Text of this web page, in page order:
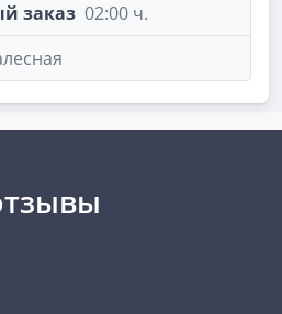
заказ 02:00 ч.